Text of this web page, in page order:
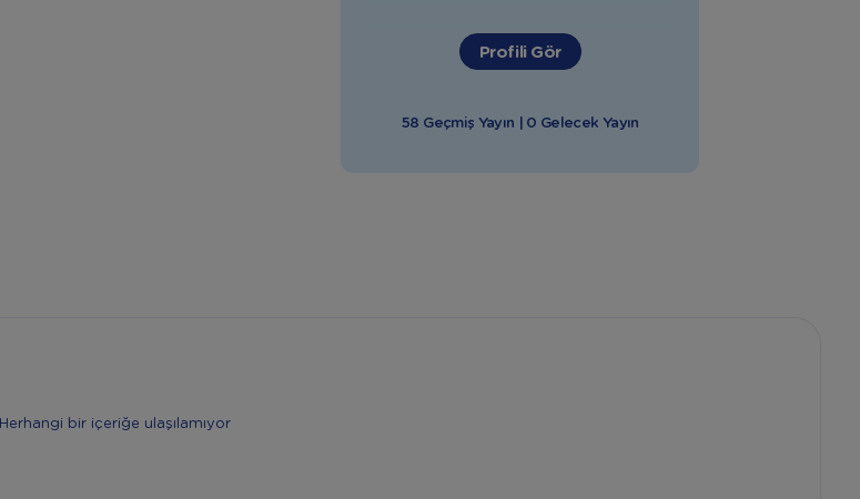
Profili Gör
58 Geçmiş Yayın | 0 Gelecek Yayın
Herhangi bir içeriğe ulaşılamıyor